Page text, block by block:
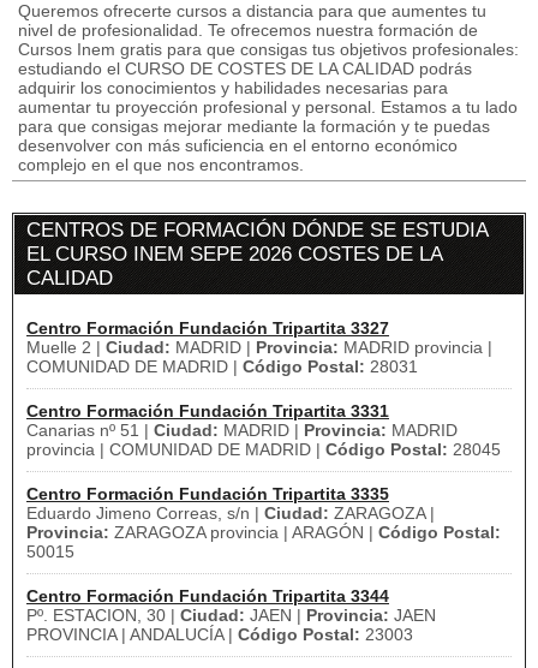
Queremos ofrecerte cursos a distancia para que aumentes tu
nivel de profesionalidad. Te ofrecemos nuestra formación de
Cursos Inem gratis para que consigas tus objetivos profesionales:
estudiando el CURSO DE COSTES DE LA CALIDAD podrás
adquirir los conocimientos y habilidades necesarias para
aumentar tu proyección profesional y personal. Estamos a tu lado
para que consigas mejorar mediante la formación y te puedas
desenvolver con más suficiencia en el entorno económico
complejo en el que nos encontramos.
CENTROS DE FORMACIÓN DÓNDE SE ESTUDIA
EL CURSO INEM SEPE 2026 COSTES DE LA
CALIDAD
Centro Formación Fundación Tripartita 3327
Muelle 2 | Ciudad: MADRID | Provincia: MADRID provincia |
COMUNIDAD DE MADRID | Código Postal: 28031
Centro Formación Fundación Tripartita 3331
Canarias nº 51 | Ciudad: MADRID | Provincia: MADRID
provincia | COMUNIDAD DE MADRID | Código Postal: 28045
Centro Formación Fundación Tripartita 3335
Eduardo Jimeno Correas, s/n | Ciudad: ZARAGOZA |
Provincia: ZARAGOZA provincia | ARAGÓN | Código Postal:
50015
Centro Formación Fundación Tripartita 3344
Pº. ESTACION, 30 | Ciudad: JAEN | Provincia: JAEN
PROVINCIA | ANDALUCÍA | Código Postal: 23003